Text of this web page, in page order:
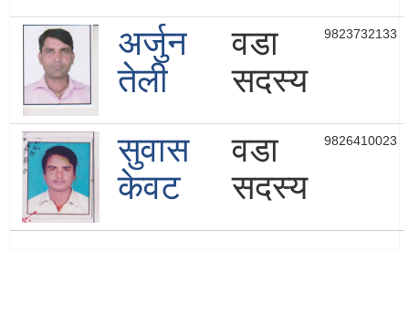
अर्जुन
तेली
वडा
सदस्य
9823732133
सुवास
केवट
वडा
सदस्य
9826410023